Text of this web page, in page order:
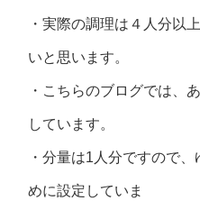
・実際の調理は４人分以
いと思います。
・こちらのブログでは、
しています。
・分量は1人分ですので
めに設定していま